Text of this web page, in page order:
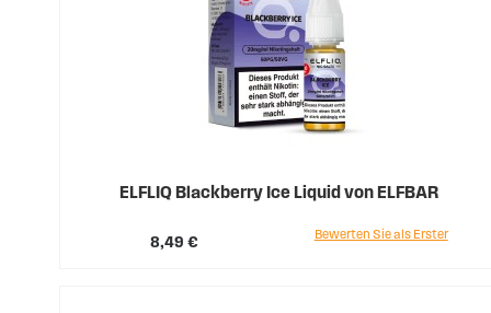
ELFLIQ Blackberry Ice Liquid von ELFBAR
8,49 €
Bewerten Sie als Erster